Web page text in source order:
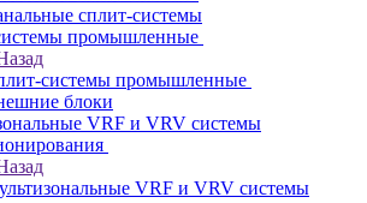
сплит-системы
промышленные
системы промышленные
блоки
VRF и VRV системы
VRF и VRV системы